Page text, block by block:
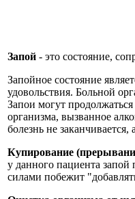
Запой - это состояние,
Запойное состояние
удовольствия. Больной
Запои могут
организма, вызванное
болезнь не
Купирование
у данного пациента
силами побежит